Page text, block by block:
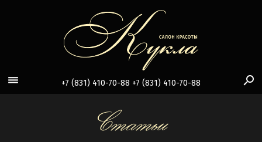
view_headline search
+7 (831) 410-70-88 +7 (831) 410-70-88
Статьи